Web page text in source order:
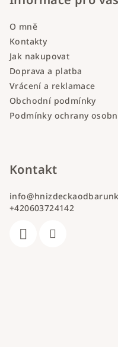
O mně
Kontakty
Jak nakupovat
Doprava a platba
Vrácení a reklamace
Obchodní podmínky
Podmínky ochrany
Kontakt
info@
+420603724142